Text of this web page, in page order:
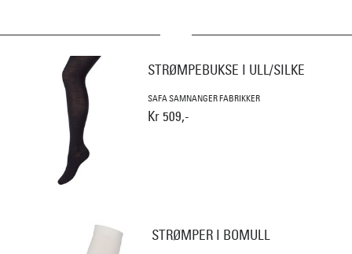
STRØMPEBUKSE I ULL/SILKE
SAFA SAMNANGER FABRIKKER
Kr 509,-
STRØMPER I BOMULL